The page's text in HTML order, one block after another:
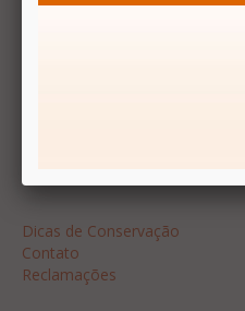
Dicas de Conservação
Contato
Reclamações